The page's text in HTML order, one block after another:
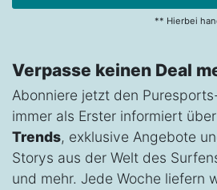
** Hierbei
Verpasse keinen Deal
Abonniere jetzt den
immer als Erster informiert
Trends, exklusive Angebote
Storys aus der Welt des
und mehr. Jede Woche liefern